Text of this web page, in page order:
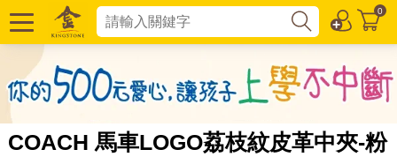
0
COACH 馬車LOGO荔枝紋皮革中夾-粉